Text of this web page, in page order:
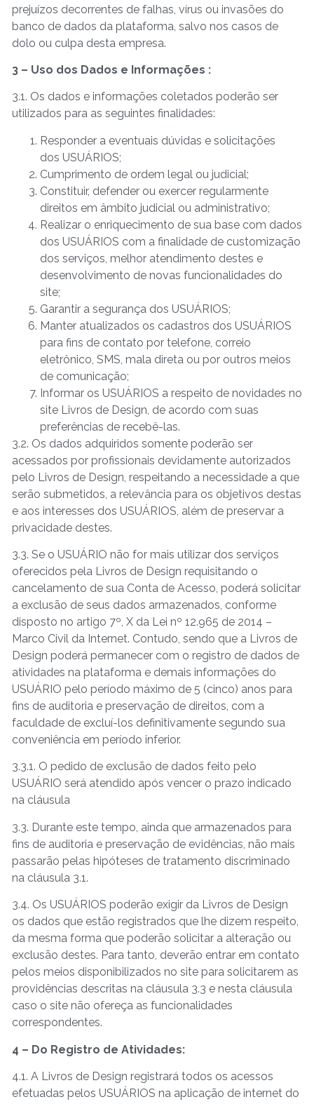
prejuízos decorrentes de falhas, vírus ou invasões do
banco de dados da plataforma, salvo nos casos de
dolo ou culpa desta empresa.
3 – Uso dos Dados e Informações :
3.1. Os dados e informações coletados poderão ser
utilizados para as seguintes finalidades:
Responder a eventuais dúvidas e solicitações
dos USUÁRIOS;
Cumprimento de ordem legal ou judicial;
Constituir, defender ou exercer regularmente
direitos em âmbito judicial ou administrativo;
Realizar o enriquecimento de sua base com dados
dos USUÁRIOS com a finalidade de customização
dos serviços, melhor atendimento destes e
desenvolvimento de novas funcionalidades do
site;
Garantir a segurança dos USUÁRIOS;
Manter atualizados os cadastros dos USUÁRIOS
para fins de contato por telefone, correio
eletrônico, SMS, mala direta ou por outros meios
de comunicação;
Informar os USUÁRIOS a respeito de novidades no
site Livros de Design, de acordo com suas
preferências de recebê-las.
3.2. Os dados adquiridos somente poderão ser
acessados por profissionais devidamente autorizados
pelo Livros de Design, respeitando a necessidade a que
serão submetidos, a relevância para os objetivos destas
e aos interesses dos USUÁRIOS, além de preservar a
privacidade destes.
3.3. Se o USUÁRIO não for mais utilizar dos serviços
oferecidos pela Livros de Design requisitando o
cancelamento de sua Conta de Acesso, poderá solicitar
a exclusão de seus dados armazenados, conforme
disposto no artigo 7º, X da Lei nº 12.965 de 2014 –
Marco Civil da Internet. Contudo, sendo que a Livros de
Design poderá permanecer com o registro de dados de
atividades na plataforma e demais informações do
USUÁRIO pelo período máximo de 5 (cinco) anos para
fins de auditoria e preservação de direitos, com a
faculdade de excluí-los definitivamente segundo sua
conveniência em período inferior.
3.3.1. O pedido de exclusão de dados feito pelo
USUÁRIO será atendido após vencer o prazo indicado
na cláusula
3.3. Durante este tempo, ainda que armazenados para
fins de auditoria e preservação de evidências, não mais
passarão pelas hipóteses de tratamento discriminado
na cláusula 3.1.
3.4. Os USUÁRIOS poderão exigir da Livros de Design
os dados que estão registrados que lhe dizem respeito,
da mesma forma que poderão solicitar a alteração ou
exclusão destes. Para tanto, deverão entrar em contato
pelos meios disponibilizados no site para solicitarem as
providências descritas na cláusula 3.3 e nesta cláusula
caso o site não ofereça as funcionalidades
correspondentes.
4 – Do Registro de Atividades:
4.1. A Livros de Design registrará todos os acessos
efetuadas pelos USUÁRIOS na aplicação de internet do